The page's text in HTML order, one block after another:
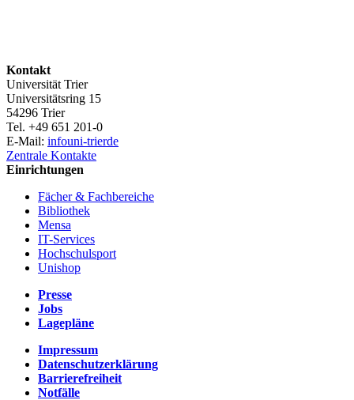
Kontakt
Universität Trier
Universitätsring 15
54296 Trier
Tel. +49 651 201-0
E-Mail: infouni-trierde
Zentrale Kontakte
Einrichtungen
Fächer & Fachbereiche
Bibliothek
Mensa
IT-Services
Hochschulsport
Unishop
Presse
Jobs
Lagepläne
Impressum
Datenschutzerklärung
Barrierefreiheit
Notfälle